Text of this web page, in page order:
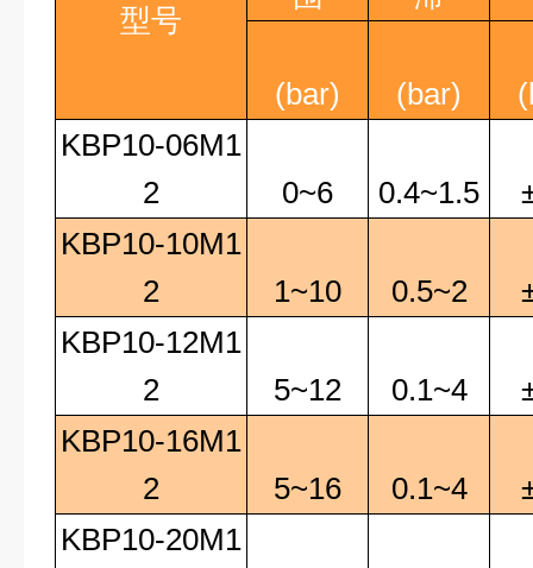
型号
(bar) (bar)
KBP10-06M1
2
0~6 0.4~1.5
KBP10-10M1
2
1~10 0.5~2
KBP10-12M1
2
5~12 0.1~4
KBP10-16M1
2
5~16 0.1~4
KBP10-20M1